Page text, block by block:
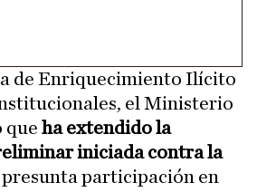
de Enriquecimiento Ilícito
el Ministerio
que ha extendido la
iniciada contra la
participación en